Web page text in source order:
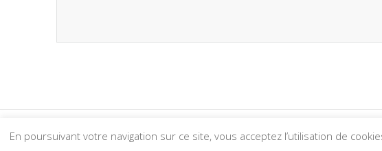
© 2026 Foyer
En poursuivant votre navigation sur ce site, vous acceptez l’utilisation de